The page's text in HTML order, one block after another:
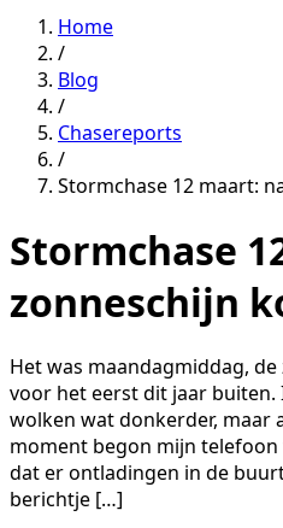
Home
/
Blog
/
Chasereports
/
Stormchase 12 maart:
Stormchase
zonneschijn
Het was maandagmiddag,
voor het eerst dit jaar buiten.
wolken wat donkerder, maar
moment begon mijn
dat er ontladingen in de
berichtje […]